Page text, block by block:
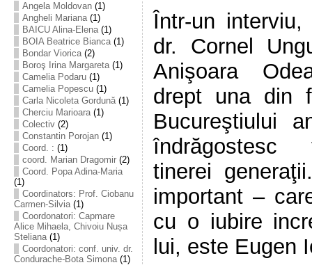
Angela Moldovan(1)
Angheli Mariana(1)
BAICU Alina-Elena(1)
BOIA Beatrice Bianca(1)
Bondar Viorica(2)
Boroş Irina Margareta(1)
Camelia Podaru(1)
Camelia Popescu(1)
Carla Nicoleta Gordună(1)
Cherciu Marioara(1)
Colectiv(2)
Constantin Porojan(1)
Coord. : (1)
coord. Marian Dragomir(2)
Coord. Popa Adina-Maria
(1)
Coordinators: Prof. Ciobanu
Carmen-Silvia(1)
Coordonatori: Capmare
Alice Mihaela, Chivoiu Nușa
Steliana(1)
Coordonatori: conf. univ. dr.
Condurache-Bota Simona(1)
Într-un
dr. Cornel
Anişoara
drept una din
Bucureştiului
îndrăgostesc
tinerei
important –
cu o iubire
lui, este Eugen